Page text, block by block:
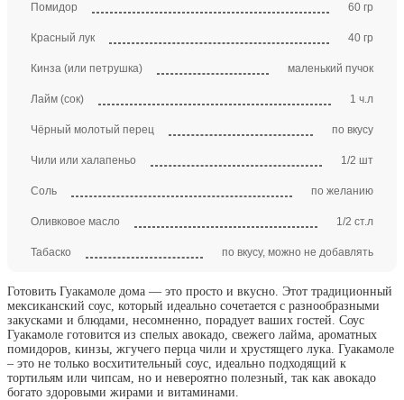
Помидор 60 гр
Красный лук 40 гр
Кинза (или петрушка) маленький пучок
Лайм (сок) 1 ч.л
Чёрный молотый перец по вкусу
Чили или халапеньо 1/2 шт
Соль по желанию
Оливковое масло 1/2 ст.л
Табаско по вкусу, можно не добавлять
Готовить Гуакамоле дома — это просто и вкусно. Этот традиционный
мексиканский соус, который идеально сочетается с разнообразными
закусками и блюдами, несомненно, порадует ваших гостей. Соус
Гуакамоле готовится из спелых авокадо, свежего лайма, ароматных
помидоров, кинзы, жгучего перца чили и хрустящего лука. Гуакамоле
– это не только восхитительный соус, идеально подходящий к
тортильям или чипсам, но и невероятно полезный, так как авокадо
богато здоровыми жирами и витаминами.